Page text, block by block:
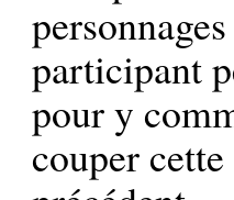
participant
pour y
couper